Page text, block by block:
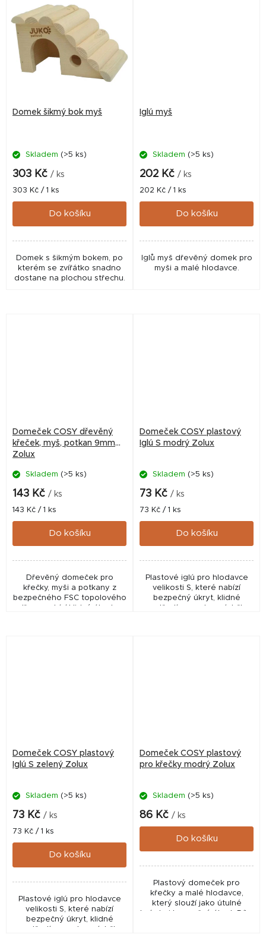
Domek šikmý bok myš
Skladem (>5 ks)
303 Kč / ks
Měrná
cena:
303 Kč / 1 ks
Do košíku
Domek s šikmým bokem, po
kterém se zvířátko snadno
dostane na plochou střechu.
Iglú myš
Skladem (>5 ks)
202 Kč / ks
Měrná
cena:
202 Kč / 1 ks
Do košíku
Iglů myš dřevěný domek pro
myši a malé hlodavce.
Domeček COSY dřevěný
křeček, myš, potkan 9mm
Zolux
Skladem (>5 ks)
143 Kč / ks
Měrná
cena:
143 Kč / 1 ks
Do košíku
Dřevěný domeček pro
křečky, myši a potkany z
bezpečného FSC topolového
dřeva, nabízí klidný úkryt a
Domeček COSY plastový
Iglú S modrý Zolux
Skladem (>5 ks)
73 Kč / ks
Měrná
cena:
73 Kč / 1 ks
Do košíku
Plastové iglú pro hlodavce
velikosti S, které nabízí
bezpečný úkryt, klidné
prostředí a snadnou údržbu.
Domeček COSY plastový
Iglú S zelený Zolux
Skladem (>5 ks)
73 Kč / ks
Měrná
cena:
73 Kč / 1 ks
Do košíku
Plastové iglú pro hlodavce
velikosti S, které nabízí
bezpečný úkryt, klidné
prostředí a snadnou údržbu.
Domeček COSY plastový
pro křečky modrý Zolux
Skladem (>5 ks)
86 Kč / ks
Do košíku
Plastový domeček pro
křečky a malé hlodavce,
který slouží jako útulné
hnízdo i bezpečný úkryt. Díky